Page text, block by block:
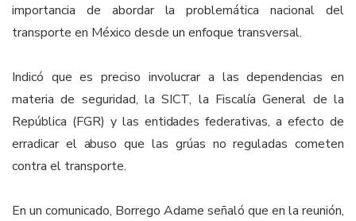
importancia de abordar la problemática nacional del
transporte en México desde un enfoque transversal.
Indicó que es preciso involucrar a las dependencias en
materia de seguridad, la SICT, la Fiscalía General de la
República (FGR) y las entidades federativas, a efecto de
erradicar el abuso que las grúas no reguladas cometen
contra el transporte.
En un comunicado, Borrego Adame señaló que en la reunión,